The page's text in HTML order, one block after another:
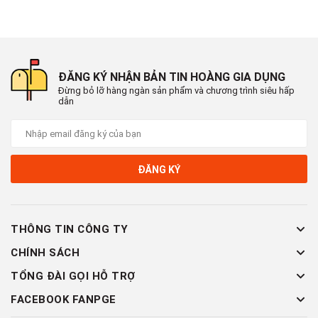
ĐĂNG KÝ NHẬN BẢN TIN HOÀNG GIA DỤNG
Đừng bỏ lỡ hàng ngàn sản phẩm và chương trình siêu hấp
dẫn
ĐĂNG KÝ
THÔNG TIN CÔNG TY
CHÍNH SÁCH
TỔNG ĐÀI GỌI HỖ TRỢ
FACEBOOK FANPGE